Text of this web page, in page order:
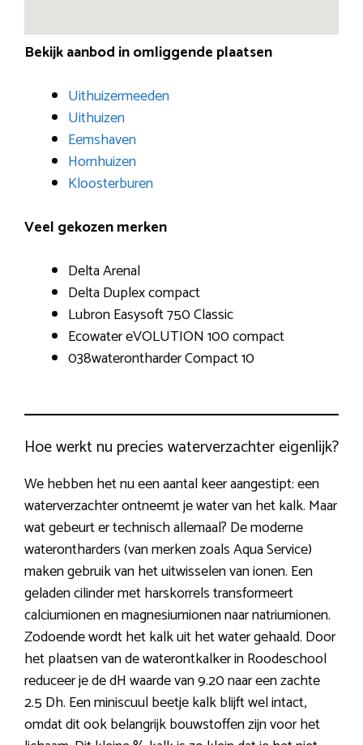
Bekijk aanbod in omliggende plaatsen
Uithuizermeeden
Uithuizen
Eemshaven
Hornhuizen
Kloosterburen
Veel gekozen merken
Delta Arenal
Delta Duplex compact
Lubron Easysoft 750 Classic
Ecowater eVOLUTION 100 compact
038waterontharder Compact 10
Hoe werkt nu precies waterverzachter eigenlijk?
We hebben het nu een aantal keer aangestipt: een
waterverzachter ontneemt je water van het kalk. Maar
wat gebeurt er technisch allemaal? De moderne
waterontharders (van merken zoals Aqua Service)
maken gebruik van het uitwisselen van ionen. Een
geladen cilinder met harskorrels transformeert
calciumionen en magnesiumionen naar natriumionen.
Zodoende wordt het kalk uit het water gehaald. Door
het plaatsen van de waterontkalker in Roodeschool
reduceer je de dH waarde van 9.20 naar een zachte
2.5 Dh. Een miniscuul beetje kalk blijft wel intact,
omdat dit ook belangrijk bouwstoffen zijn voor het